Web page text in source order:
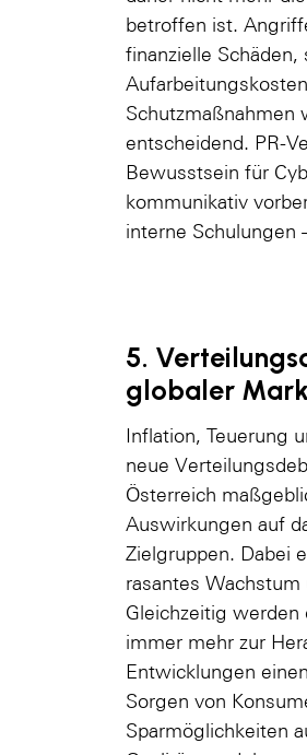
betroffen ist.
finanzielle
Schutzmaßnahmen
entscheidend. PR-
Bewusstsein für
kommunikativ
interne Schulungen
5.
globaler
Inflation, Teuerung
neue
Österreich
Auswirkungen auf
Zielgruppen. Dabei
rasantes
Gleichzeitig
immer mehr zur
Entwicklungen
Sorgen von
Sparmöglichkeiten